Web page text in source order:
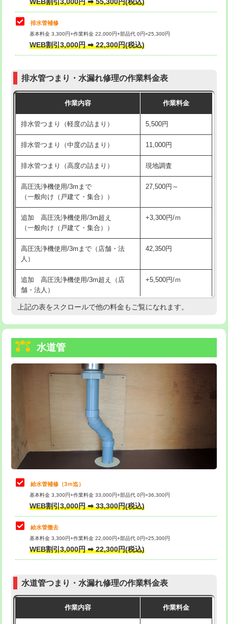
モルタル補修（厚さ10㎝まで）
モルタル補修（厚さ10㎝超え）
追加人工 16,500円
現場見積
※給水管工事は20mmまでの価格です。
交換・取付(混合水栓（壁付・デッキ
式・ワンホール）)
16,500円+材料費
交換・取付(排水栓・排水トラップ
交換・取付（その他部品） 11,000円+材料費
持込商品取付（単水栓） 13,200円
持込商品取付（混合水栓） 16,500円
持込商品取付（浄水器・分岐水栓） 16,500円
給水管工事※（ホール加工) 16,500円
給水管工事※（バンド止め) 3,300円
給水管工事※（支持金具設置)
給水管工事※（保温材使用（バンド止
め込み）)
5,500円
給水管工事※（土の掘削・埋め戻し作
業)
11,000円
給水管工事※（塩ビ管（VP・HI）使
用/3ｍまで)
33,000円
給水管工事※（塩ビ管（VP・HI）使
+8,800円
給水管工事※（ライニング鋼管・銅
管・ポリ管・HT管使用/3ｍまで)
給水管工事※（ライニング鋼管・銅
管・ポリ管・HT管使用/3ｍ超え)
排水管工事（土の掘削・埋め戻し作
11,000円~
排水管工事（排水管工事/3ｍまで） 55,000円
排水管工事（追加 排水管工事/3ｍ超
マス交換（土の掘削・埋め戻し作業）
マス交換（深さ50㎝未満）
マス交換（深さ50㎝以上）
コンクリート斫り（厚さ10㎝まで）
モルタル補修（厚さ10㎝超え） 38,500円
排水管補修
基本料金 3,300円+作業料金 22,000円+部品代 0円=25,300円
WEB割引3,000円 ➡ 22,300円(税込)
排水管つまり・水漏れ修理の作業料金表
作業内容 作業料金
排水管つまり（軽度の詰まり） 5,500円
排水管つまり（中度の詰まり） 11,000円
排水管つまり（高度の詰まり） 現地調査
高圧洗浄機使用/3mまで
（一般向け（戸建て・集合））
27,500円～
追加 高圧洗浄機使用/3m超え
（一般向け（戸建て・集合））
+3,300円/ｍ
高圧洗浄機使用/3mまで（店舗・法
人）
42,350円
追加 高圧洗浄機使用/3m超え（店
舗・法人）
+5,500円/ｍ
高度高圧洗浄換 現地調査
トーラー機使用/3mまで
追加トーラー機使用/3m超え
33,000円
8,800円
止水・漏水調査・防水処理・清掃・修
理・調整・分解・加工など（軽作業）
11,000円
止水・漏水調査・防水処理・清掃・修
理・調整・分解・加工など（中作業）
止水・漏水調査・防水処理・清掃・修
理・調整・分解・加工など（重作業）
33,000円
その他部品の脱着
交換・取付（タンク）
式）)
式・ワンホール）)
上記の表をスクロールで他の料金もご覧になれます。
水道管
給水管補修（3ｍ迄）
基本料金 3,300円+作業料金 33,000円+部品代 0円=36,300円
WEB割引3,000円 ➡ 33,300円(税込)
給水管撤去
基本料金 3,300円+作業料金 22,000円+部品代 0円=25,300円
WEB割引3,000円 ➡ 22,300円(税込)
水道管つまり・水漏れ修理の作業料金表
作業内容 作業料金